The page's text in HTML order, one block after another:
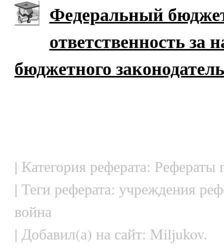
Федеральный
ответственность за
бюджетного
| Категория реферата: Рефераты
| Теги реферата: учреждения
война
| Добавил(а) на сайт: Miljukov.